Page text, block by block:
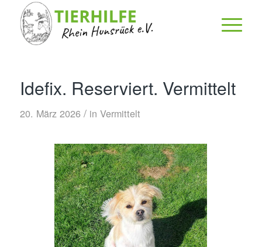
Idefix. Reserviert. Vermittelt
20. März 2026 / in Vermittelt